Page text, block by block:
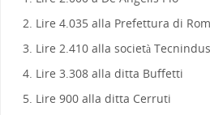
Lire 4.035 alla Prefettura di
Lire 2.410 alla società
Lire 3.308 alla ditta Buffetti
Lire 900 alla ditta Cerruti